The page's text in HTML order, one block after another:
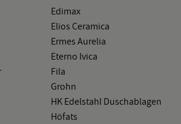
Edi­max
Elios Ce­ra­mi­ca
Ermes Au­re­lia
Eter­no Ivica
Fila
Grohn
HK Edel­stahl Du­sch­ab­la­gen
Hö­f­ats